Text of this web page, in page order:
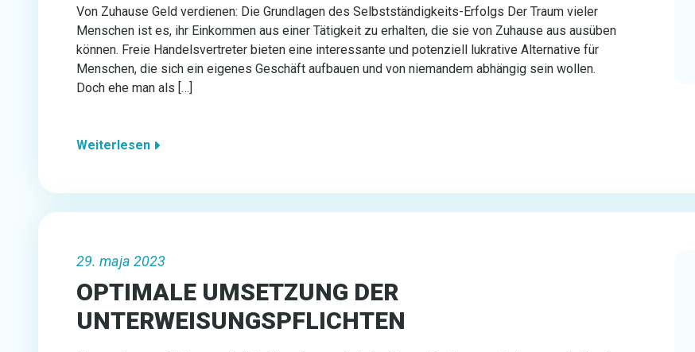
Von Zuhause Geld verdienen: Die Grundlagen des Selbstständigkeits-Erfolgs Der Traum vieler
Menschen ist es, ihr Einkommen aus einer Tätigkeit zu erhalten, die sie von Zuhause aus ausüben
können. Freie Handelsvertreter bieten eine interessante und potenziell lukrative Alternative für
Menschen, die sich ein eigenes Geschäft aufbauen und von niemandem abhängig sein wollen.
Doch ehe man als […]
Weiterlesen
29. maja 2023
OPTIMALE UMSETZUNG DER
UNTERWEISUNGSPFLICHTEN